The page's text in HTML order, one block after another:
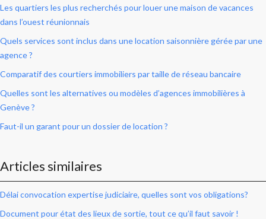
Les quartiers les plus recherchés pour louer une maison de vacances
dans l’ouest réunionnais
Quels services sont inclus dans une location saisonnière gérée par une
agence ?
Comparatif des courtiers immobiliers par taille de réseau bancaire
Quelles sont les alternatives ou modèles d’agences immobilières à
Genève ?
Faut-il un garant pour un dossier de location ?
Articles similaires
Délai convocation expertise judiciaire, quelles sont vos obligations?
Document pour état des lieux de sortie, tout ce qu’il faut savoir !